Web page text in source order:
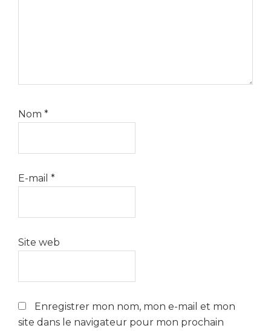
Nom *
E-mail *
Site web
Enregistrer mon nom, mon e-mail et mon
site dans le navigateur pour mon prochain